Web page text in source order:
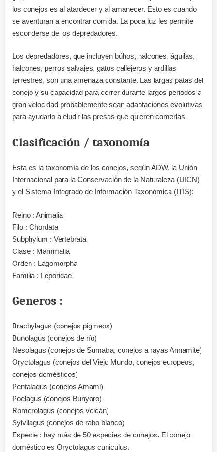
los conejos es al atardecer y al amanecer. Esto es cuando
se aventuran a encontrar comida. La poca luz les permite
esconderse de los depredadores.
Los depredadores, que incluyen búhos, halcones, águilas,
halcones, perros salvajes, gatos callejeros y ardillas
terrestres, son una amenaza constante. Las largas patas del
conejo y su capacidad para correr durante largos periodos a
gran velocidad probablemente sean adaptaciones evolutivas
para ayudarlo a eludir las presas que quieren comerlas.
Clasificación / taxonomía
Esta es la taxonomía de los conejos, según ADW, la Unión
Internacional para la Conservación de la Naturaleza (UICN)
y el Sistema Integrado de Información Taxonómica (ITIS):
Reino : Animalia
Filo : Chordata
Subphylum : Vertebrata
Clase : Mammalia
Orden : Lagomorpha
Familia : Leporidae
Generos :
Brachylagus (conejos pigmeos)
Bunolagus (conejos de río)
Nesolagus (conejos de Sumatra, conejos a rayas Annamite)
Oryctolagus (conejos del Viejo Mundo, conejos europeos,
conejos domésticos)
Pentalagus (conejos Amami)
Poelagus (conejos Bunyoro)
Romerolagus (conejos volcán)
Sylvilagus (conejos de rabo blanco)
Especie : hay más de 50 especies de conejos. El conejo
doméstico es Oryctolagus cuniculus.